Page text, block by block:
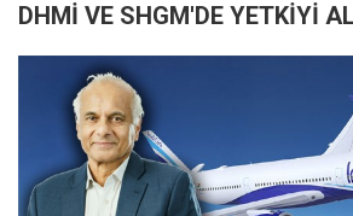
DHMİ VE SHGM'DE YETKİYİ